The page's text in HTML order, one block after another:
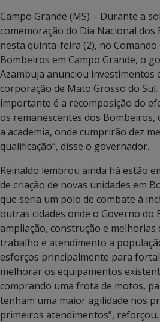
Campo Grande (MS) – Durante a
comemoração do Dia Nacional
nesta quinta-feira (2), no Comando
Bombeiros em Campo Grande, o
Azambuja anunciou investimentos
corporação de Mato Grosso do
importante é a recomposição do
os remanescentes dos
a academia, onde cumprirão dez
qualificação”, disse o governador.
Reinaldo lembrou ainda há estão
de criação de novas unidades em
que seria um polo de combate à
outras cidades onde o Governo do
ampliação, construção e melhorias
trabalho e atendimento a
esforços principalmente para
melhorar os equipamentos
comprando uma frota de motos,
tenham uma maior agilidade nos
primeiros atendimentos”, reforçou.